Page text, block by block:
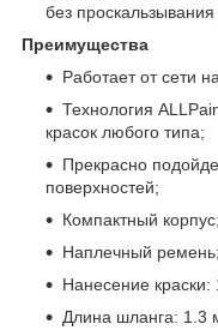
без проскальзывания
Преимущества
Работает от сети
Технология
красок любого типа;
Прекрасно
поверхностей;
Компактный корпус;
Наплечный ремень;
Нанесение
Длина шланга: 1.3